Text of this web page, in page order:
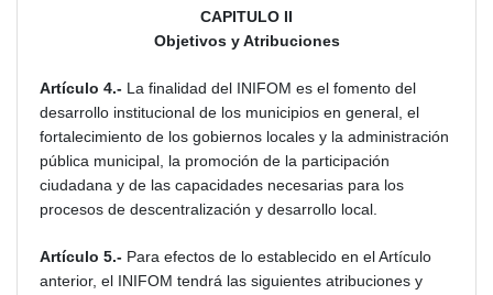
CAPITULO II
Objetivos y Atribuciones
Artículo 4.- La finalidad del INIFOM es el fomento del
desarrollo institucional de los municipios en general, el
fortalecimiento de los gobiernos locales y la administración
pública municipal, la promoción de la participación
ciudadana y de las capacidades necesarias para los
procesos de descentralización y desarrollo local.
Artículo 5.- Para efectos de lo establecido en el Artículo
anterior, el INIFOM tendrá las siguientes atribuciones y